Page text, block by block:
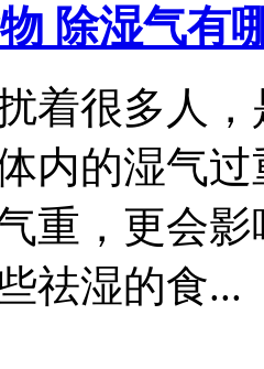
除湿气有
着很多人
内的湿气
重，更会
祛湿的食...